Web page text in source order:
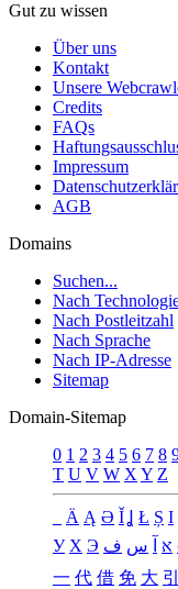
Gut zu wissen
Über uns
Kontakt
Unsere
Credits
FAQs
Impressum
AGB
Domains
Suchen...
Nach
Nach Postleitzahl
Nach Sprache
Nach IP-Adresse
Sitemap
Domain-Sitemap
0 1 2 3 4 5 6 7 8
T U V W X Y Z
Ä Ą Ə Ǐ Ʝ Ł Ș Ι
У Х Э א س ف
一 代 借 免 大 引